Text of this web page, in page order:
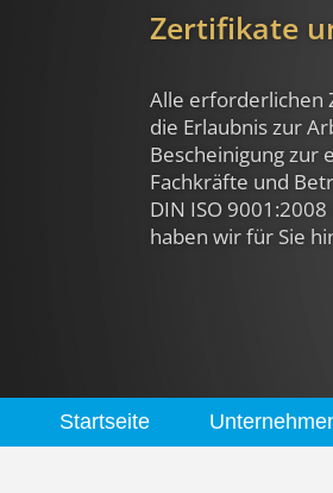
Zertifikate
Alle erforderlichen
die Erlaubnis zur
Bescheinigung zur
Fachkräfte und
DIN ISO
haben wir für Sie
Startseite